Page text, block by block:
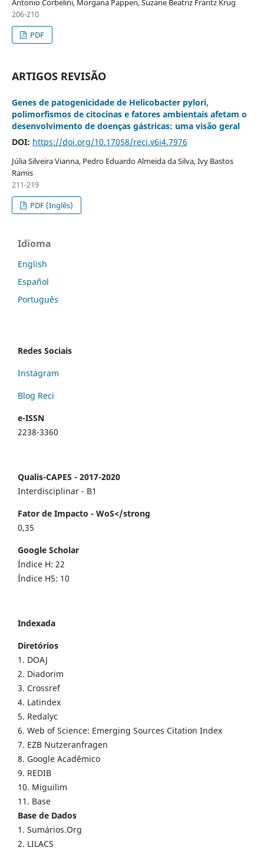
Antonio Corbelini, Morgana Pappen, Suzane Beatriz Frantz Krug
206-210
PDF
ARTIGOS REVISÃO
Genes de patogenicidade de Helicobacter pylori,
polimorfismos de citocinas e fatores ambientais afetam o
desenvolvimento de doenças gástricas: uma visão geral
DOI: https://doi.org/10.17058/reci.v6i4.7976
Júlia Silveira Vianna, Pedro Eduardo Almeida da Silva, Ivy Bastos
Ramis
211-219
PDF (Inglês)
Idioma
English
Español
Português
Redes Sociais
Instagram
Blog Reci
e-ISSN
2238-3360
Qualis-CAPES - 2017-2020
Interdisciplinar - B1
Fator de Impacto - WoS</strong
0,35
Google Scholar
Índice H: 22
Índice H5: 10
Indexada
Diretórios
1. DOAJ
2. Diadorim
3. Crossref
4. Latindex
5. Redalyc
6. Web of Science: Emerging Sources Citation Index
7. EZB Nutzeranfragen
8. Google Acadêmico
9. REDIB
10. Miguilim
11. Base
Base de Dados
1. Sumários.Org
2. LILACS